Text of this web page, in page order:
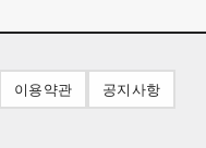
이용약관
공지사항